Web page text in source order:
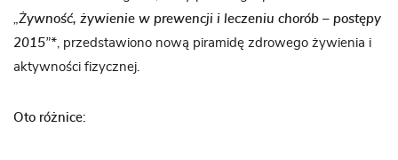
„Żywność, żywienie w prewencji i leczeniu chorób – postępy
2015”*, przedstawiono nową piramidę zdrowego żywienia i
aktywności fizycznej.
Oto różnice: